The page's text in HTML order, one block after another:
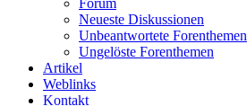
Forum
Neueste Diskussionen
Unbeantwortete Forenthemen
Ungelöste Forenthemen
Artikel
Weblinks
Kontakt